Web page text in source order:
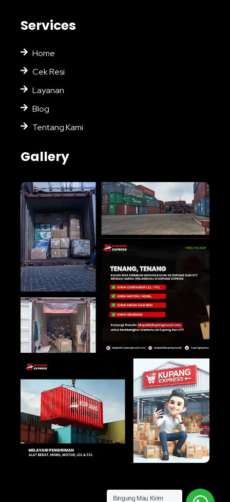
Services
Home
Cek Resi
Layanan
Blog
Tentang Kami
Gallery
Bingung Mau Kirim